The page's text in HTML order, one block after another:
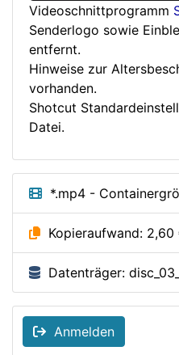
Videoschnittprogramm
Senderlogo sowie
entfernt.
Hinweise zur
vorhanden.
Shotcut
Datei.
*.mp4 -
Kopieraufwand: 2,60
Datenträger:
Anmelden